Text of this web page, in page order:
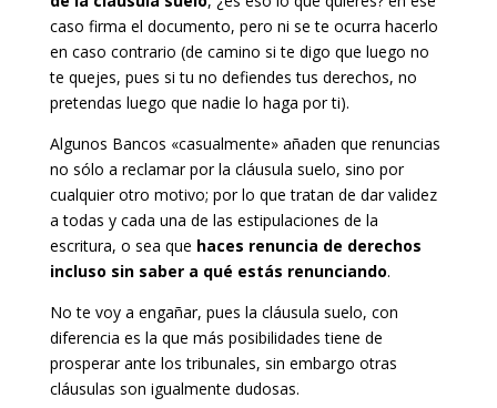
caso firma el documento, pero ni se te ocurra hacerlo
en caso contrario (de camino si te digo que luego no
te quejes, pues si tu no defiendes tus derechos, no
pretendas luego que nadie lo haga por ti).
Algunos Bancos «casualmente» añaden que renuncias
no sólo a reclamar por la cláusula suelo, sino por
cualquier otro motivo; por lo que tratan de dar validez
a todas y cada una de las estipulaciones de la
escritura, o sea que haces renuncia de derechos
incluso sin saber a qué estás renunciando.
No te voy a engañar, pues la cláusula suelo, con
diferencia es la que más posibilidades tiene de
prosperar ante los tribunales, sin embargo otras
cláusulas son igualmente dudosas.